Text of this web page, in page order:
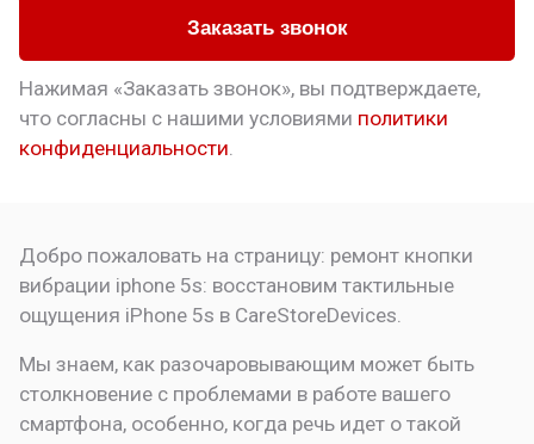
Заказать звонок
Нажимая «Заказать звонок», вы подтверждаете,
что согласны с нашими условиями политики
конфиденциальности.
Добро пожаловать на страницу: ремонт кнопки
вибрации iphone 5s: восстановим тактильные
ощущения iPhone 5s в CareStoreDevices.
Мы знаем, как разочаровывающим может быть
столкновение с проблемами в работе вашего
смартфона, особенно, когда речь идет о такой